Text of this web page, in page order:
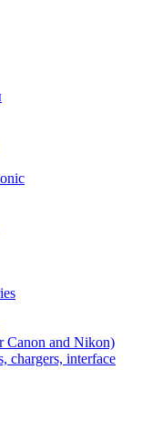
Canon and Nikon)
chargers, interface